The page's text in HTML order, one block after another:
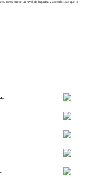
forex ofrece un nivel de liquidez y accesibilidad que la